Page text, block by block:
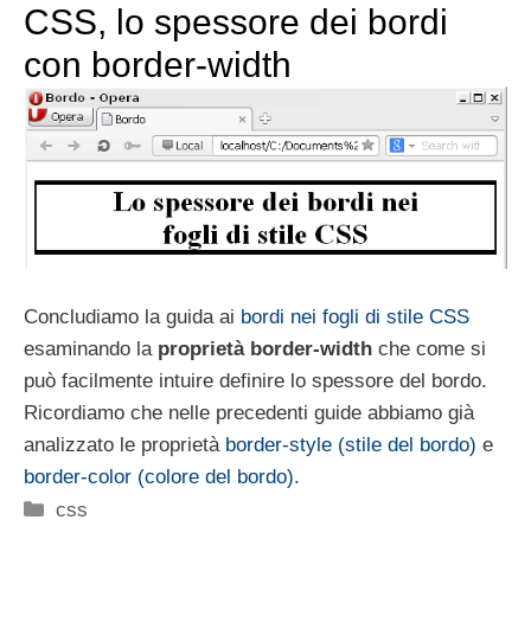
CSS, lo spessore dei bordi
con border-width
Concludiamo la guida ai bordi nei fogli di stile CSS
esaminando la proprietà border-width che come si
può facilmente intuire definire lo spessore del bordo.
Ricordiamo che nelle precedenti guide abbiamo già
analizzato le proprietà border-style (stile del bordo) e
border-color (colore del bordo).
Categorie
css